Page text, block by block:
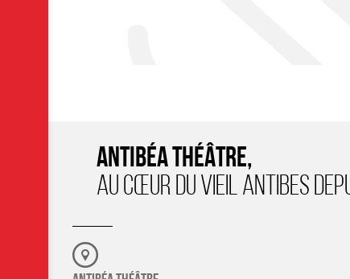
ANTIBÉA THÉÂTRE,
AU CŒUR DU VIEIL ANTIBES